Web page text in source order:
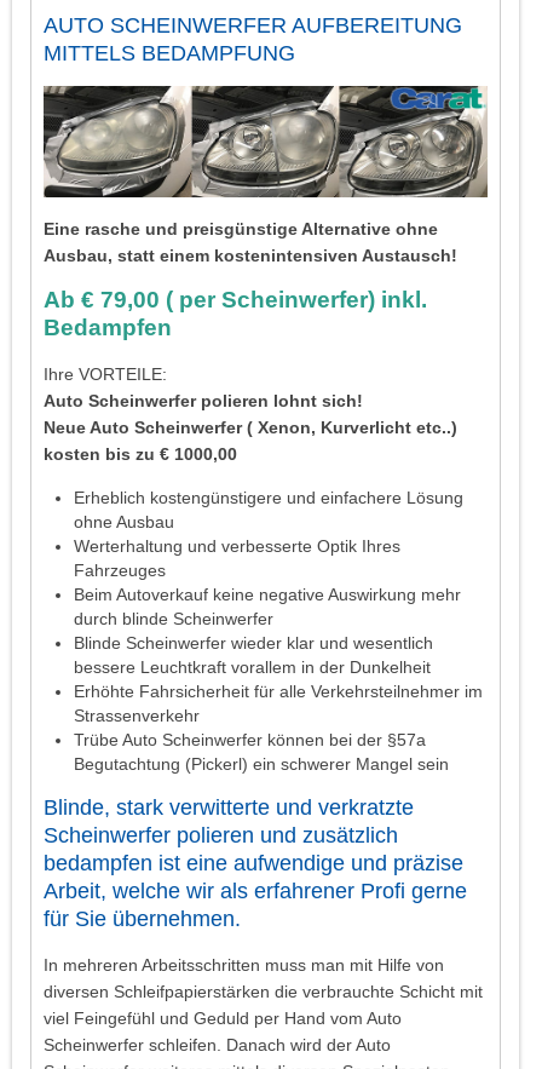
AUTO SCHEINWERFER AUFBEREITUNG
MITTELS BEDAMPFUNG
Eine rasche und preisgünstige Alternative ohne
Ausbau, statt einem kostenintensiven Austausch!
Ab € 79,00 ( per Scheinwerfer) inkl.
Bedampfen
Ihre VORTEILE:
Auto Scheinwerfer polieren lohnt sich!
Neue Auto Scheinwerfer ( Xenon, Kurverlicht etc..)
kosten bis zu € 1000,00
Erheblich kostengünstigere und einfachere Lösung
ohne Ausbau
Werterhaltung und verbesserte Optik Ihres
Fahrzeuges
Beim Autoverkauf keine negative Auswirkung mehr
durch blinde Scheinwerfer
Blinde Scheinwerfer wieder klar und wesentlich
bessere Leuchtkraft vorallem in der Dunkelheit
Erhöhte Fahrsicherheit für alle Verkehrsteilnehmer im
Strassenverkehr
Trübe Auto Scheinwerfer können bei der §57a
Begutachtung (Pickerl) ein schwerer Mangel sein
Blinde, stark verwitterte und verkratzte
Scheinwerfer polieren und zusätzlich
bedampfen ist eine aufwendige und präzise
Arbeit, welche wir als erfahrener Profi gerne
für Sie übernehmen.
In mehreren Arbeitsschritten muss man mit Hilfe von
diversen Schleifpapierstärken die verbrauchte Schicht mit
viel Feingefühl und Geduld per Hand vom Auto
Scheinwerfer schleifen. Danach wird der Auto